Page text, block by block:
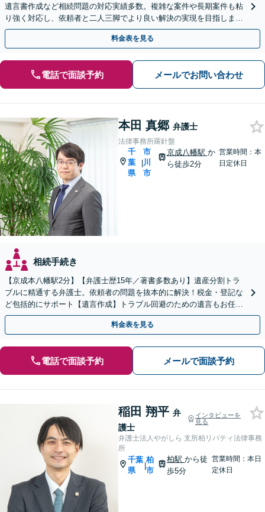
遺言書作成など相続問題の対応実績多数。複雑な案件や長期案件も粘
り強く対応し、依頼者と二人三脚でより良い解決の実現を目指します
【夜間相談可】【船橋駅7分】
料金表を見る
電話で面談予約 メールでお問い合わせ
本田 真郷 弁護士
法律事務所羅針盤
千
葉
県
|
市
川
市
京成八幡駅 か
ら徒歩2分
営業時間：本
日定休日
相続手続き
【京成本八幡駅2分】【弁護士歴15年／著書多数あり】遺産分割トラ
ブルに精通する弁護士。依頼者の問題を抜本的に解決！税金・登記な
ど包括的にサポート【遺言作成】トラブル回避のための遺言もお任せ
ください！遺言の実現を叶えます【事業継承の解決実績】
料金表を見る
電話で面談予約 メールで面談予約
稲田 翔平 弁
護士
インタビューを
見る
弁護士法人やがしら 支所柏リバティ法律事務
所
千葉
県
|
柏
市
柏駅から徒
歩5分
営業時間：本日
定休日